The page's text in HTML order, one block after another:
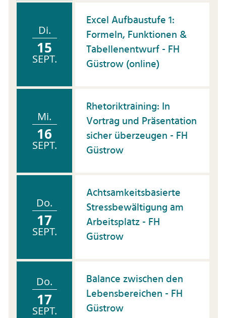
Di.
15
SEPT.
Excel Aufbaustufe 1:
Formeln, Funktionen &
Tabellenentwurf - FH
Güstrow (online)
Mi.
16
SEPT.
Rhetoriktraining: In
Vortrag und Präsentation
sicher überzeugen - FH
Güstrow
Do.
17
SEPT.
Achtsamkeitsbasierte
Stressbewältigung am
Arbeitsplatz - FH
Güstrow
Do.
17
SEPT.
Balance zwischen den
Lebensbereichen - FH
Güstrow